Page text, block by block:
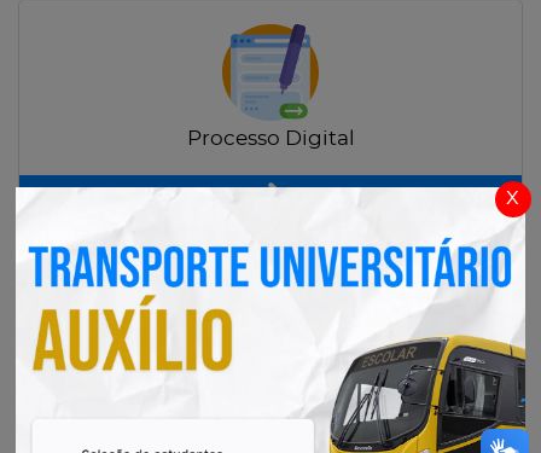
x
Processo Digital
Radar Transparência Pública